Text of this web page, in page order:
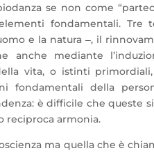
se non come
fondamentali. Tre
e la natura ‒, il
anche mediante
vita, o istinti
fondamentali della
è difficile che queste
reciproca armonia.
ma quella che è